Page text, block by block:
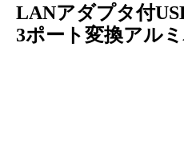
LANアダプタ付
3ポート変換アル